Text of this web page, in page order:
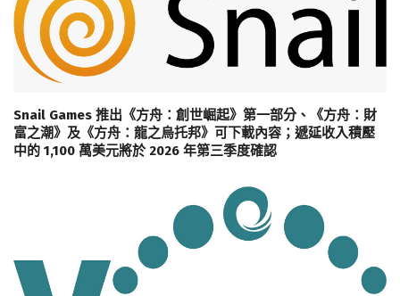
Snail Games 推出《方舟：創世崛起》第一部分、《方舟：財
富之潮》及《方舟：龍之烏托邦》可下載內容；遞延收入積壓
中的 1,100 萬美元將於 2026 年第三季度確認